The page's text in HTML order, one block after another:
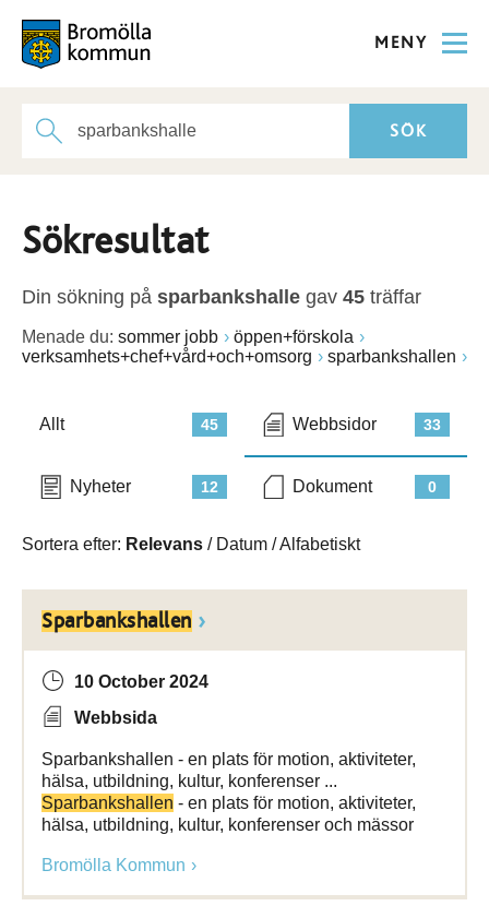
MENY
Sökresultat
Din sökning på sparbankshalle gav 45 träffar
Menade du: sommer jobb
öppen+förskola
verksamhets+chef+vård+och+omsorg
sparbankshallen
45
Allt 33
Webbsidor
12
Nyheter 0
Dokument
Sortera efter: Relevans / Datum /Alfabetiskt
Sparbankshallen
10 October 2024
Webbsida
Sparbankshallen - en plats för motion, aktiviteter,
hälsa, utbildning, kultur, konferenser ...
Sparbankshallen - en plats för motion, aktiviteter,
hälsa, utbildning, kultur, konferenser och mässor
Bromölla Kommun